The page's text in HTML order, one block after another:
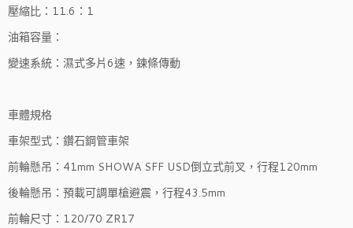
壓縮比：11.6：1
油箱容量：
變速系統：濕式多片6速，鍊條傳動
車體規格
車架型式：鑽石鋼管車架
前輪懸吊：41mm SHOWA SFF USD倒立式前叉，行程120mm
後輪懸吊：預載可調單槍避震，行程43.5mm
前輪尺寸：120/70 ZR17